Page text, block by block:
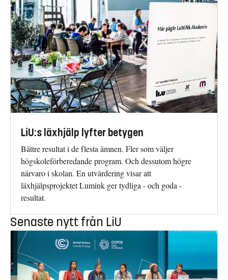
LiU:s läxhjälp lyfter betygen
Bättre resultat i de flesta ämnen. Fler som väljer
högskoleförberedande program. Och dessutom högre
närvaro i skolan. En utvärdering visar att
läxhjälpsprojektet Lumink ger tydliga - och goda -
resultat.
Senaste nytt från LiU